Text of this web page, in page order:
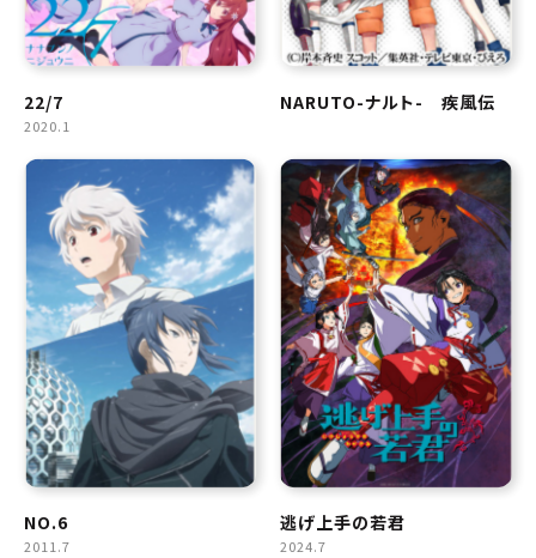
22/7
2020.1
NARUTO-ナルト- 疾風伝
NO.6
2011.7
逃げ上手の若君
2024.7